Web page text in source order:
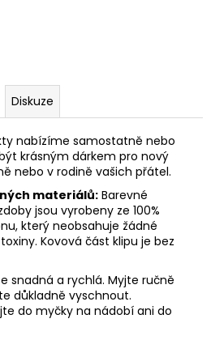
Diskuze
nabízíme samostatně nebo
krásným dárkem pro nový
nebo v rodině vašich přátel.
materiálů: Barevné
jsou vyrobeny ze 100%
který neobsahuje žádné
Kovová část klipu je bez
snadná a rychlá. Myjte ručně
důkladně vyschnout.
do myčky na nádobí ani do